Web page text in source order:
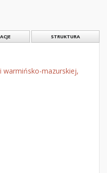
STRUKTURA
warmińsko-mazurskiej,